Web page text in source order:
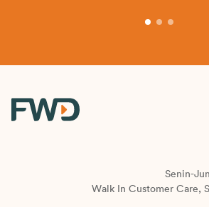
Senin-
Walk In Customer Care,